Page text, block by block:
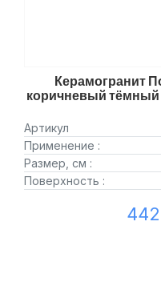
Керамогранит
коричневый тёмный
Артикул
Применение :
Размер, см :
Поверхность :